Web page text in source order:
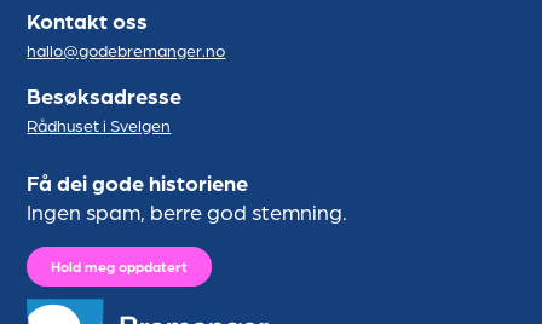
Kontakt oss
hallo@godebremanger.no
Besøksadresse
Rådhuset i Svelgen
Få dei gode historiene
Ingen spam, berre god stemning.
Hold meg oppdatert